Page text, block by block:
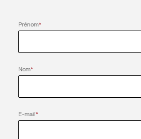
Prénom*
Nom*
E-mail*